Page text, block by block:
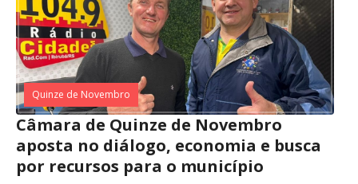
Quinze de Novembro
Câmara de Quinze de Novembro
aposta no diálogo, economia e busca
por recursos para o município